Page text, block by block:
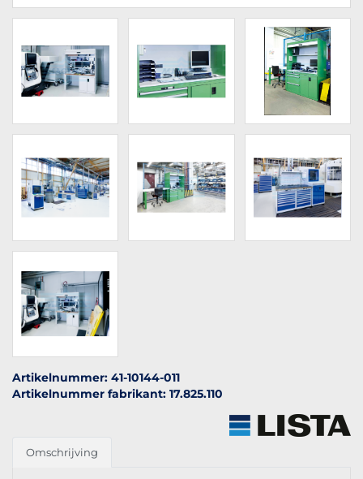
Artikelnummer: 41-10144-011
Artikelnummer fabrikant: 17.825.110
Omschrijving